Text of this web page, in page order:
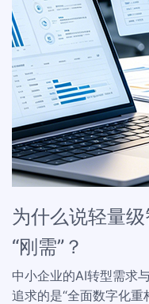
为什么说轻量
“刚需”？
中小企业的AI转型需求
追求的是“全面数字化重